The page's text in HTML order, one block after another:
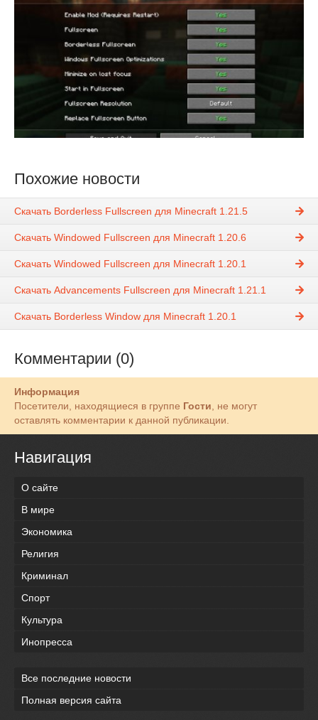
Похожие новости
Скачать Borderless Fullscreen для Minecraft 1.21.5
Скачать Windowed Fullscreen для Minecraft 1.20.6
Скачать Windowed Fullscreen для Minecraft 1.20.1
Скачать Advancements Fullscreen для Minecraft 1.21.1
Скачать Borderless Window для Minecraft 1.20.1
Комментарии (0)
Информация
Посетители, находящиеся в группе Гости, не могут
оставлять комментарии к данной публикации.
Навигация
О сайте
В мире
Экономика
Религия
Криминал
Спорт
Культура
Инопресса
Все последние новости
Полная версия сайта